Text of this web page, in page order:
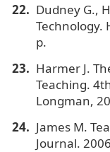
Dudney G.,
Technology.
p.
Harmer J.
Teaching.
Longman,
James M.
Journal.